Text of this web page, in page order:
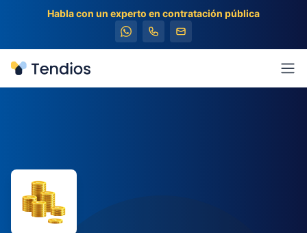
Habla con un experto en contratación pública
Tendios